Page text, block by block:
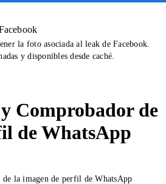
la foto asociada al leak de Facebook.
y disponibles desde caché.
Comprobador de
de WhatsApp
la imagen de perfil de WhatsApp